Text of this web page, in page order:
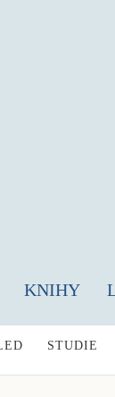
KNIHY
STUDIE